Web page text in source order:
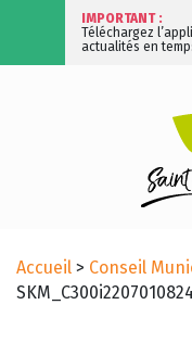
IMPORTANT :
Téléchargez
actualités en
Accueil > Conseil